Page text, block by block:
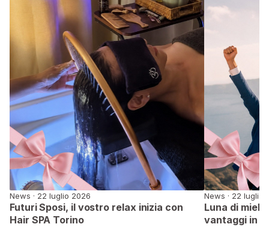
News · 22 luglio 2026
Futuri Sposi, il vostro relax inizia con
Hair SPA Torino
News · 22 luglio
Luna di
vantaggi in